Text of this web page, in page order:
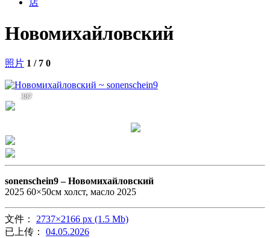
店
Новомихайловский
照片 1 / 7 0
387
sonenschein9 –Новомихайловский
2025 60×50см холст, масло 2025
文件： 2737×2166 px (1.5 Mb)
已上传： 04.05.2026